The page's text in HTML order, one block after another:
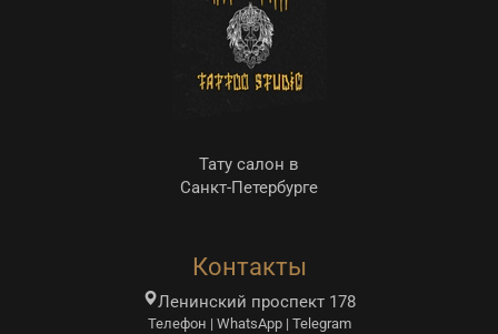
Тату салон в
Санкт-Петербурге
Контакты
Ленинский проспект 178
Телефон | WhatsApp | Telegram